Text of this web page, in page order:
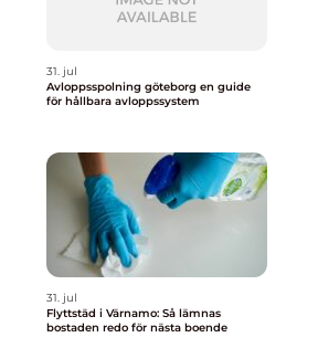
31. jul
Avloppsspolning göteborg en guide
för hållbara avloppssystem
31. jul
Flyttstäd i Värnamo: Så lämnas
bostaden redo för nästa boende